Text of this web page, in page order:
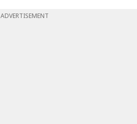
ADVERTISEMENT